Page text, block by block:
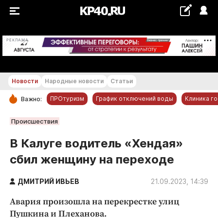
РЕКЛАМА +18...+19 °С
РУБРИКИ
Новости компаний
Статьи
Народные новости
Благоустройство
Новости Народные новости Статьи
Важно: ПРОтуризм График отключений воды Клиника
Происшествия
В Калуге водитель «Хендая»
сбил женщину на переходе
ДМИТРИЙ ИВЬЕВ 21.09.2023, 14:39
Авария произошла на перекрестке улиц
Пушкина и Плеханова.